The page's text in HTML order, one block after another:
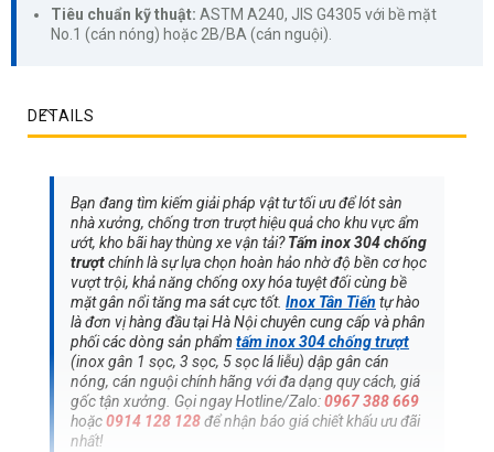
Tiêu chuẩn kỹ thuật: ASTM A240, JIS G4305 với bề mặt
No.1 (cán nóng) hoặc 2B/BA (cán nguội).
DETAILS
Bạn đang tìm kiếm giải pháp vật tư tối ưu để lót sàn
nhà xưởng, chống trơn trượt hiệu quả cho khu vực ẩm
ướt, kho bãi hay thùng xe vận tải?Tấm inox 304 chống
trượtchính là sự lựa chọn hoàn hảo nhờ độ bền cơ học
vượt trội, khả năng chống oxy hóa tuyệt đối cùng bề
mặt gân nổi tăng ma sát cực tốt. Inox Tân Tiến tự hào
là đơn vị hàng đầu tại Hà Nội chuyên cung cấp và phân
phối các dòng sản phẩm tấm inox 304 chống trượt
(inox gân 1 sọc, 3 sọc, 5 sọc lá liễu) dập gân cán
nóng, cán nguội chính hãng với đa dạng quy cách, giá
gốc tận xưởng. Gọi ngay Hotline/Zalo:0967 388 669
hoặc0914 128 128để nhận báo giá chiết khấu ưu đãi
nhất!